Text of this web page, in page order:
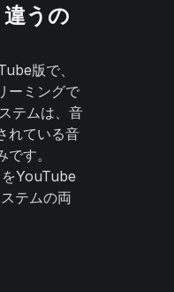
うの
版で、
ーミングで
テムは、音
れている音
す。
YouTube
テムの両